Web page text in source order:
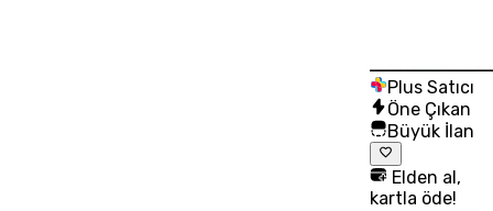
Plus Satıcı
Öne Çıkan
Büyük İlan
Elden al,
kartla öde!